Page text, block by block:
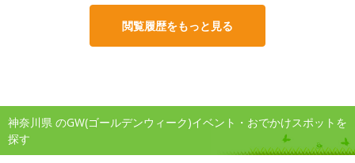
閲覧履歴をもっと見る
神奈川県 のGW(ゴールデンウィーク)イベント・おでかけスポットを
探す